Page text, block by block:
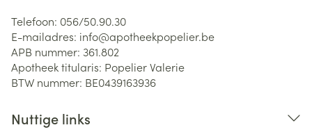
Telefoon: 056/50.90.30
E-mailadres: info@apotheekpopelier.be
APB nummer: 361.802
Apotheek titularis: Popelier Valerie
BTW nummer: BE0439163936
Nuttige links